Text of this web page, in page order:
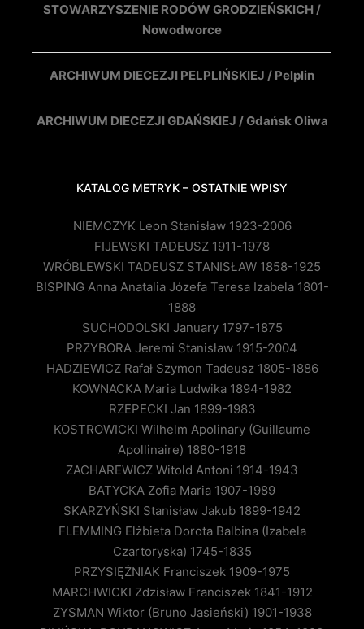
STOWARZYSZENIE RODÓW GRODZIEŃSKICH /
Nowodworce
ARCHIWUM DIECEZJI PELPLIŃSKIEJ / Pelplin
ARCHIWUM DIECEZJI GDAŃSKIEJ / Gdańsk Oliwa
KATALOG METRYK – OSTATNIE WPISY
NIEMCZYK Leon Stanisław 1923-2006
FIJEWSKI TADEUSZ 1911-1978
WRÓBLEWSKI TADEUSZ STANISŁAW 1858-1925
BISPING Anna Anatalia Józefa Teresa Izabela 1801-
1888
SUCHODOLSKI January 1797-1875
PRZYBORA Jeremi Stanisław 1915-2004
HADZIEWICZ Rafał Szymon Tadeusz 1805-1886
KOWNACKA Maria Ludwika 1894-1982
RZEPECKI Jan 1899-1983
KOSTROWICKI Wilhelm Apolinary (Guillaume
Apollinaire) 1880-1918
ZACHAREWICZ Witold Antoni 1914-1943
BATYCKA Zofia Maria 1907-1989
SKARZYŃSKI Stanisław Jakub 1899-1942
FLEMMING Elżbieta Dorota Balbina (Izabela
Czartoryska) 1745-1835
PRZYSIĘŻNIAK Franciszek 1909-1975
MARCHWICKI Zdzisław Franciszek 1841-1912
ZYSMAN Wiktor (Bruno Jasieński) 1901-1938